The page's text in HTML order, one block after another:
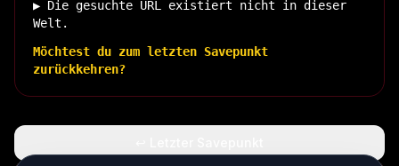
▶ Die gesuchte URL existiert nicht in dieser
Welt.
Möchtest du zum letzten Savepunkt
zurückkehren?